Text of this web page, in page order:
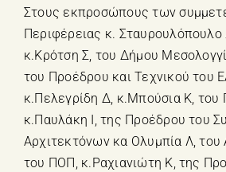
Στους εκπροσώπους των
Περιφέρειας κ.
κ.Κρότση Σ, του Δήμου
του Προέδρου και Τεχνικού του
κ.Πελεγρίδη Δ, κ.Μπούσια Κ,
κ.Παυλάκη Ι, της Προέδρου του
Αρχιτεκτόνων κα Ολυμπία Λ, του
του ΠΟΠ, κ.Ραχιανιώτη Κ, της